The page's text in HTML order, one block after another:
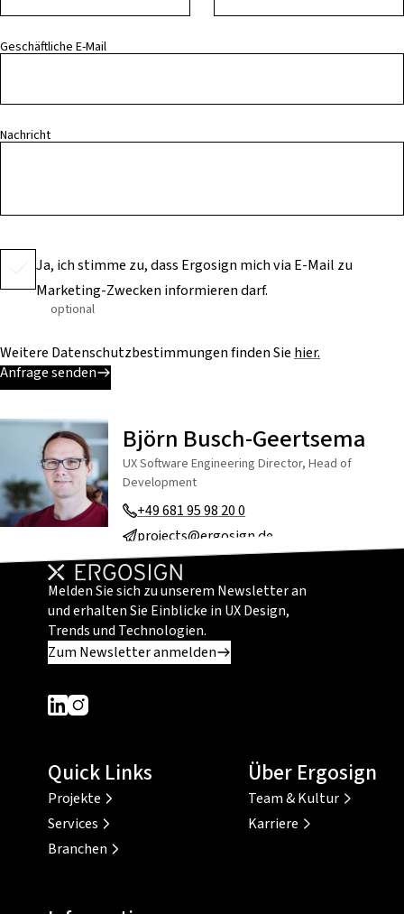
Geschäftliche E-Mail
Nachricht
Ja, ich stimme zu, dass Ergosign mich via E-Mail zu
Marketing-Zwecken informieren darf.
optional
Weitere Datenschutzbestimmungen finden Sie hier.
Anfrage senden
Björn Busch-Geertsema
UX Software Engineering Director, Head of
Development
+49 681 95 98 20 0
projects@ergosign.de
Melden Sie sich zu unserem Newsletter an
und erhalten Sie Einblicke in UX Design,
Trends und Technologien.
Zum Newsletter anmelden
Dieser Link führt zu einer externen Seite
Dieser Link führt zu einer externen Seite
Quick Links
Projekte
Services
Branchen
Über Ergosign
Team & Kultur
Karriere